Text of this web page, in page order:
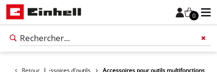
0
Retour |
Accessoires d'outils Accessoires pour outils multifonctions